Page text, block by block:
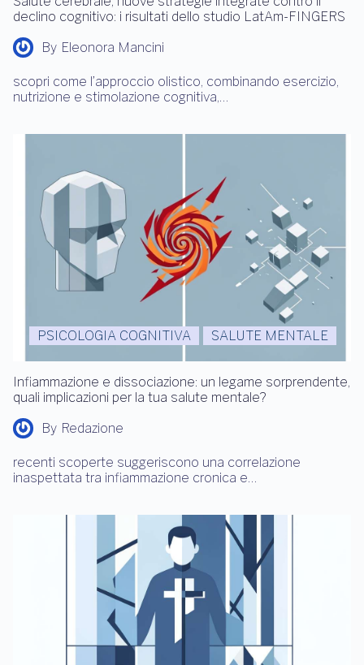
declino cognitivo: i risultati dello studio LatAm-FINGERS
By Eleonora Mancini
scopri come l’approccio olistico, combinando esercizio,
nutrizione e stimolazione cognitiva,…
PSICOLOGIA COGNITIVA SALUTE MENTALE
Infiammazione e dissociazione: un legame sorprendente,
quali implicazioni per la tua salute mentale?
By Redazione
recenti scoperte suggeriscono una correlazione
inaspettata tra infiammazione cronica e…